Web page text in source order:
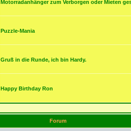
Motorradanhänger zum Verborgen oder Mieten
Puzzle-Mania
Gruß in die Runde, ich bin Hardy.
Happy Birthday Ron
Forum